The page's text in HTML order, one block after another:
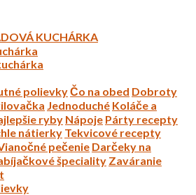
KUCHÁRKA
polievkyČo na obed Dobroty
Jednoduché Koláče a
ryby Nápoje Párty recepty
nátierky Tekvicové recepty
pečenie Darčeky na
špeciality Zaváranie